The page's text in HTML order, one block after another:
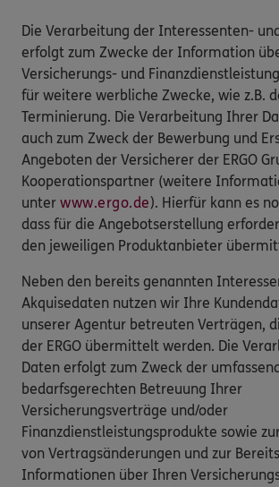
Die Verarbeitung der Interessenten-
erfolgt zum Zwecke der Information
Versicherungs- und
für weitere werbliche Zwecke, wie z.B.
Terminierung. Die Verarbeitung Ihrer
auch zum Zweck der Bewerbung und
Angeboten der Versicherer der ERGO
Kooperationspartner (weitere
unter www.ergo.de). Hierfür kann es
dass für die Angebotserstellung
den jeweiligen Produktanbieter
Neben den bereits genannten
Akquisedaten nutzen wir Ihre
unserer Agentur betreuten Verträgen,
der ERGO übermittelt werden. Die
Daten erfolgt zum Zweck der
bedarfsgerechten Betreuung Ihrer
Versicherungsverträge und/oder
Finanzdienstleistungsprodukte sowie
von Vertragsänderungen und zur
Informationen über Ihren